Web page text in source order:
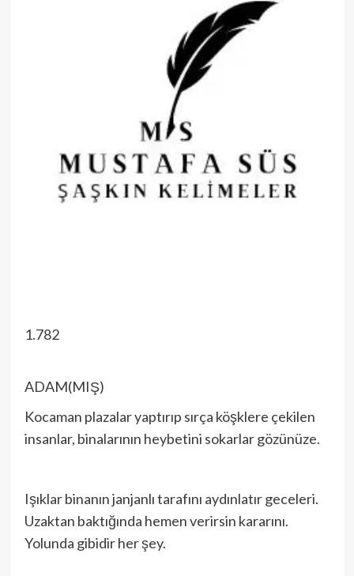
1.782
ADAM(MIŞ)
Kocaman plazalar yaptırıp sırça köşklere çekilen
insanlar, binalarının heybetini sokarlar gözünüze.
Işıklar binanın janjanlı tarafını aydınlatır geceleri.
Uzaktan baktığında hemen verirsin kararını.
Yolunda gibidir her şey.